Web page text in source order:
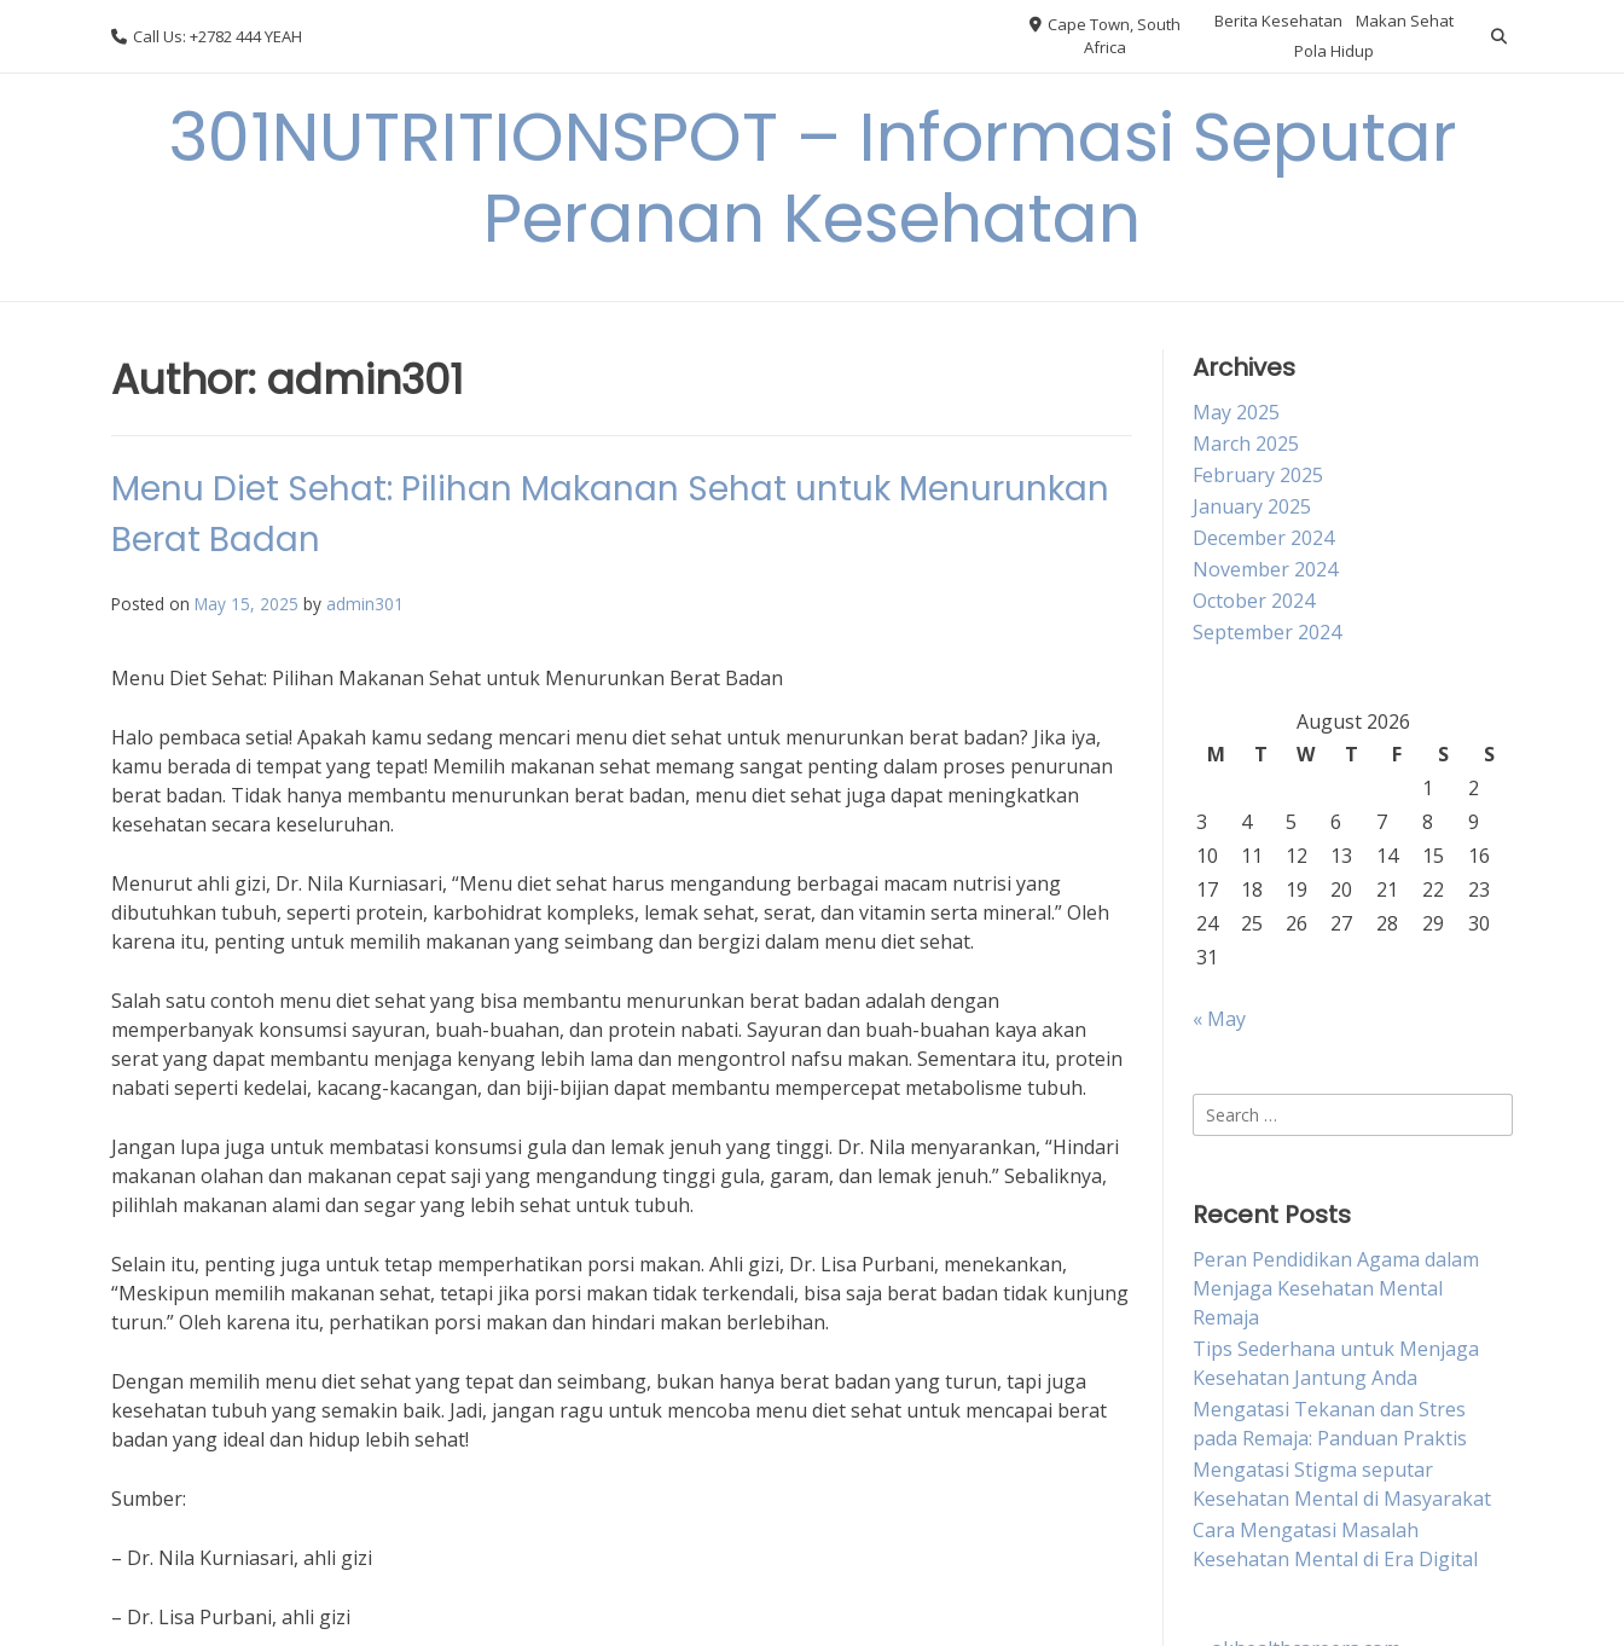
Call Us: +2782 444 YEAH
Cape Town, South
Africa
Berita Kesehatan
Makan Sehat
Pola Hidup
301NUTRITIONSPOT – Informasi Seputar
Peranan Kesehatan
Author: admin301
Menu Diet Sehat: Pilihan Makanan Sehat untuk Menurunkan
Berat Badan
Posted on May 15, 2025 by admin301
Menu Diet Sehat: Pilihan Makanan Sehat untuk Menurunkan Berat Badan
Halo pembaca setia! Apakah kamu sedang mencari menu diet sehat untuk menurunkan berat badan? Jika iya,
kamu berada di tempat yang tepat! Memilih makanan sehat memang sangat penting dalam proses penurunan
berat badan. Tidak hanya membantu menurunkan berat badan, menu diet sehat juga dapat meningkatkan
kesehatan secara keseluruhan.
Menurut ahli gizi, Dr. Nila Kurniasari, “Menu diet sehat harus mengandung berbagai macam nutrisi yang
dibutuhkan tubuh, seperti protein, karbohidrat kompleks, lemak sehat, serat, dan vitamin serta mineral.” Oleh
karena itu, penting untuk memilih makanan yang seimbang dan bergizi dalam menu diet sehat.
Salah satu contoh menu diet sehat yang bisa membantu menurunkan berat badan adalah dengan
memperbanyak konsumsi sayuran, buah-buahan, dan protein nabati. Sayuran dan buah-buahan kaya akan
serat yang dapat membantu menjaga kenyang lebih lama dan mengontrol nafsu makan. Sementara itu, protein
nabati seperti kedelai, kacang-kacangan, dan biji-bijian dapat membantu mempercepat metabolisme tubuh.
Jangan lupa juga untuk membatasi konsumsi gula dan lemak jenuh yang tinggi. Dr. Nila menyarankan, “Hindari
makanan olahan dan makanan cepat saji yang mengandung tinggi gula, garam, dan lemak jenuh.” Sebaliknya,
pilihlah makanan alami dan segar yang lebih sehat untuk tubuh.
Selain itu, penting juga untuk tetap memperhatikan porsi makan. Ahli gizi, Dr. Lisa Purbani, menekankan,
“Meskipun memilih makanan sehat, tetapi jika porsi makan tidak terkendali, bisa saja berat badan tidak kunjung
turun.” Oleh karena itu, perhatikan porsi makan dan hindari makan berlebihan.
Dengan memilih menu diet sehat yang tepat dan seimbang, bukan hanya berat badan yang turun, tapi juga
kesehatan tubuh yang semakin baik. Jadi, jangan ragu untuk mencoba menu diet sehat untuk mencapai berat
badan yang ideal dan hidup lebih sehat!
Sumber:
– Dr. Nila Kurniasari, ahli gizi
– Dr. Lisa Purbani, ahli gizi
Archives
May 2025
March 2025
February 2025
January 2025
December 2024
November 2024
October 2024
September 2024
August 2026
M
T W T F S
S
1
2
3
4 5 6 7 8
9
10
11 12 13 14 15
16
17
18 19 20 21 22
23
24
25 26 27 28 29
30
31
« May
Search
for:
Recent Posts
Peran Pendidikan Agama dalam
Menjaga Kesehatan Mental
Remaja
Tips Sederhana untuk Menjaga
Kesehatan Jantung Anda
Mengatasi Tekanan dan Stres
pada Remaja: Panduan Praktis
Mengatasi Stigma seputar
Kesehatan Mental di Masyarakat
Cara Mengatasi Masalah
Kesehatan Mental di Era Digital